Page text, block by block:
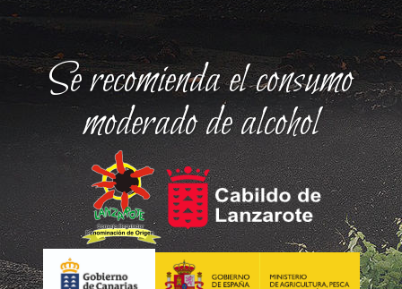
Se recomienda el consumo
moderado de alcohol